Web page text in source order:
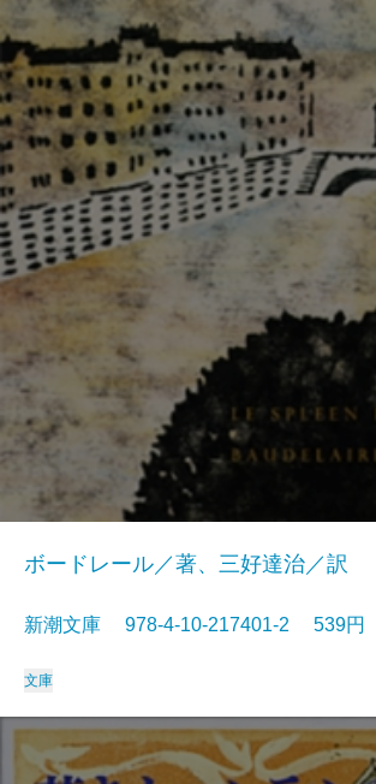
ボードレール／著、三好達治／訳
新潮文庫 978-4-10-217401-2 539円
文庫